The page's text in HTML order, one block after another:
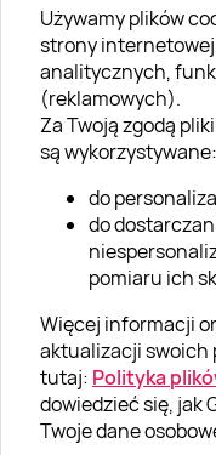
Używamy plików
strony
analitycznych,
(reklamowych).
Za Twoją zgodą
są wykorzystywane:
do
do
pomiaru ich
Więcej informacji
aktualizacji swoich
tutaj: Polityka
dowiedzieć się, jak
Twoje dane
O SUPERPREZENTY
O nas
Aktualności
Kariera w Super
Klub Lojalnościowy
Dodaj recenzję
Informacje